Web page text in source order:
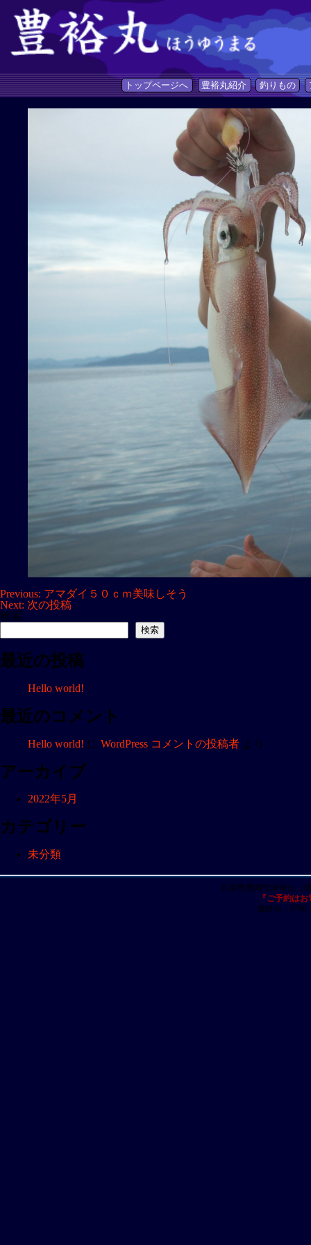
トップページへ 豊裕丸紹介 釣りもの
投
稿
ゲ
ョ
ン
Previous: アマダイ５０ｃｍ美味しそう
Next: 次の投稿
検索
検索
最近の投稿
Hello world!
最近のコメント
Hello world! に WordPress コメントの投稿者 より
アーカイブ
2022年5月
カテゴリー
未分類
兵庫県豊岡市津居山
『ご予約は
連絡先：